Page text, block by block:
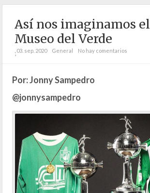
Así nos imaginamos el
Museo del Verde
;03. sep. 2020 General No hay comentarios
Por: Jonny Sampedro
@jonnysampedro